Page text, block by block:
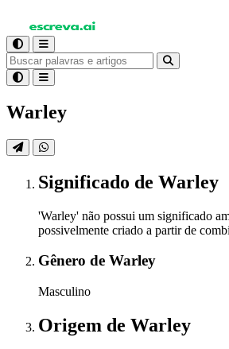
Warley
Significado de Warley
'Warley' não possui um significado
possivelmente criado a partir de
Gênero de Warley
Masculino
Origem de Warley